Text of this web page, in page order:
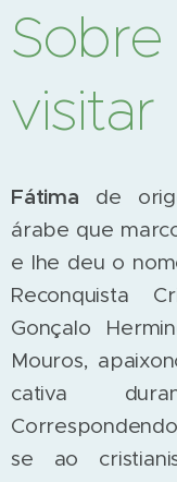
Sobre
visitar
Fátima de
árabe que
e lhe deu o
Reconquista
Gonçalo
Mouros,
cativa
se ao